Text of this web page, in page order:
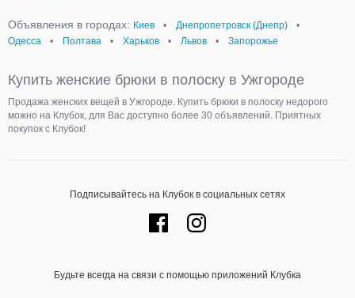
Объявления в городах: Киев • Днепропетровск (Днепр)
•
Одесса
• Полтава • Харьков • Львов • Запорожье
Купить женские брюки в полоску в Ужгороде
Продажа женских вещей в Ужгороде. Купить брюки в полоску недорого
можно на Клубок, для Вас доступно более 30 объявлений. Приятных
покупок с Клубок!
Подписывайтесь на Клубок в социальных сетях
Будьте всегда на связи с помощью приложений Клубка